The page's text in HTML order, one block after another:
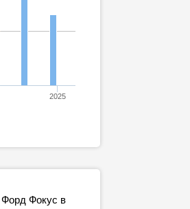
2025
Форд Фокус в